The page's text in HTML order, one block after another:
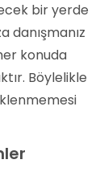
bir yerde
danışmanız
konuda
Böylelikle